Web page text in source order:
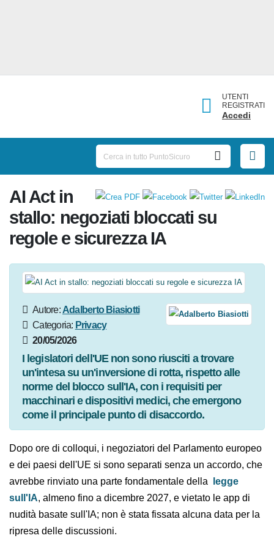
UTENTI
REGISTRATI
Accedi
AI Act in
stallo: negoziati bloccati su
regole e sicurezza IA
Autore:Adalberto
Biasiotti
Categoria:
20/05/2026
I legislatori dell'UE non sono riusciti a trovare
un'intesa su un'inversione di rotta, rispetto alle
norme del blocco sull'IA, con i requisiti per
macchinari e dispositivi medici, che emergono
come il principale punto di disaccordo.
Dopo ore di colloqui, i negoziatori del Parlamento
europeo e dei paesi dell'UE si sono separati senza un
accordo, che avrebbe rinviato una parte fondamentale
della legge sull'IA, almeno fino a dicembre 2027, e
vietato le app di nudità basate sull'IA; non è stata